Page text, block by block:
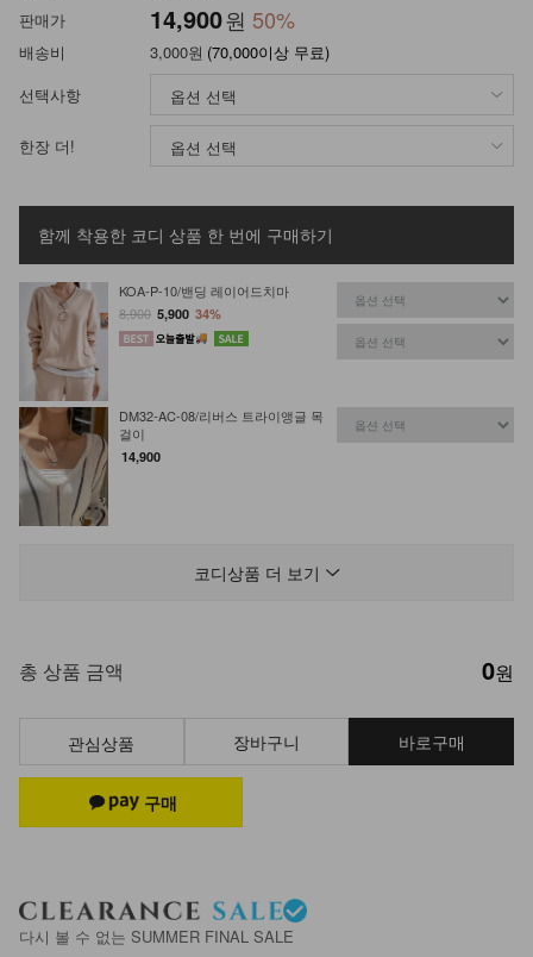
판매가
14,900원 50%
배송비 3,000원 (70,000이상 무료)
선택사항
한장 더!
함께 착용한 코디 상품 한 번에 구매하기
KOA-P-10/밴딩 레이어드치마
8,900 5,900 34%
DM32-AC-08/리버스 트라이앵글 목
걸이
14,900
DM21-AC-03/클래식 은장 소가죽 벨
트
코디상품 더 보기
총 상품 금액 0원
관심상품 장바구니 바로구매
다시 볼 수 없는 SUMMER FINAL SALE